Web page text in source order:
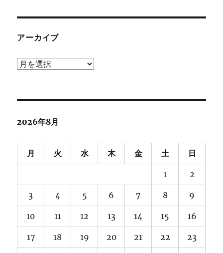
アーカイブ
ア
ブ
2026年8月
月 火 水 木 金 土 日
1 2
3 4 5 6 7 8 9
10 11 12 13 14 15 16
17 18 19 20 21 22 23